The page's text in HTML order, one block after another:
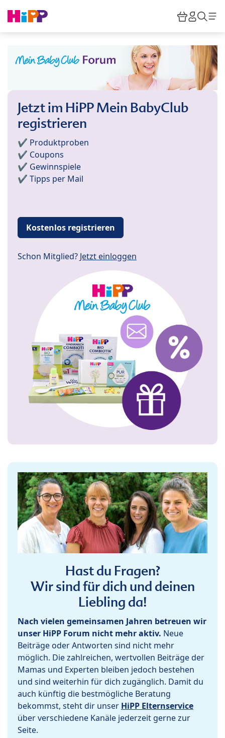
HiPP
Jetzt im HiPP Mein BabyClub
registrieren
✔️ Produktproben
✔️ Coupons
✔️ Gewinnspiele
✔️ Tipps per Mail
Kostenlos registrieren
Schon Mitglied? Jetzt einloggen
Hast du Fragen?
Wir sind für dich und deinen
Liebling da!
Nach vielen gemeinsamen Jahren betreuen wir
unser HiPP Forum nicht mehr aktiv. Neue
Beiträge oder Antworten sind nicht mehr
möglich. Die zahlreichen, wertvollen Beiträge der
Mamas und Experten bleiben jedoch bestehen
und sind weiterhin für dich zugänglich. Damit du
auch künftig die bestmögliche Beratung
bekommst, steht dir unser HiPP Elternservice
über verschiedene Kanäle jederzeit gerne zur
Seite.